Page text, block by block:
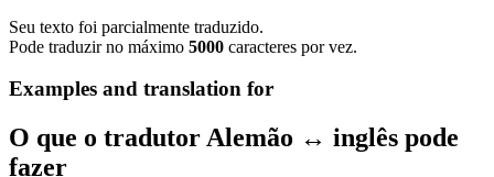
Seu texto foi parcialmente traduzido.
Pode traduzir no máximo 5000 caracteres por vez.
Examples and translation for
O que o tradutor Alemão ↔ inglês pode
fazer